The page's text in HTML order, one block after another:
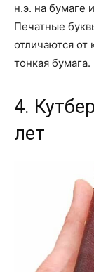
н.э. на бумаге
Печатные
отличаются от
тонкая бумага.
4.
лет